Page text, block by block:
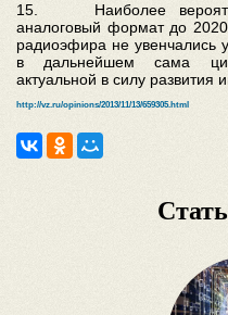
15. Наиболее
аналоговый формат до
радиоэфира не
в дальнейшем сама
актуальной в силу развития
http://vz.ru/opinions/2013/11/13/659305.html